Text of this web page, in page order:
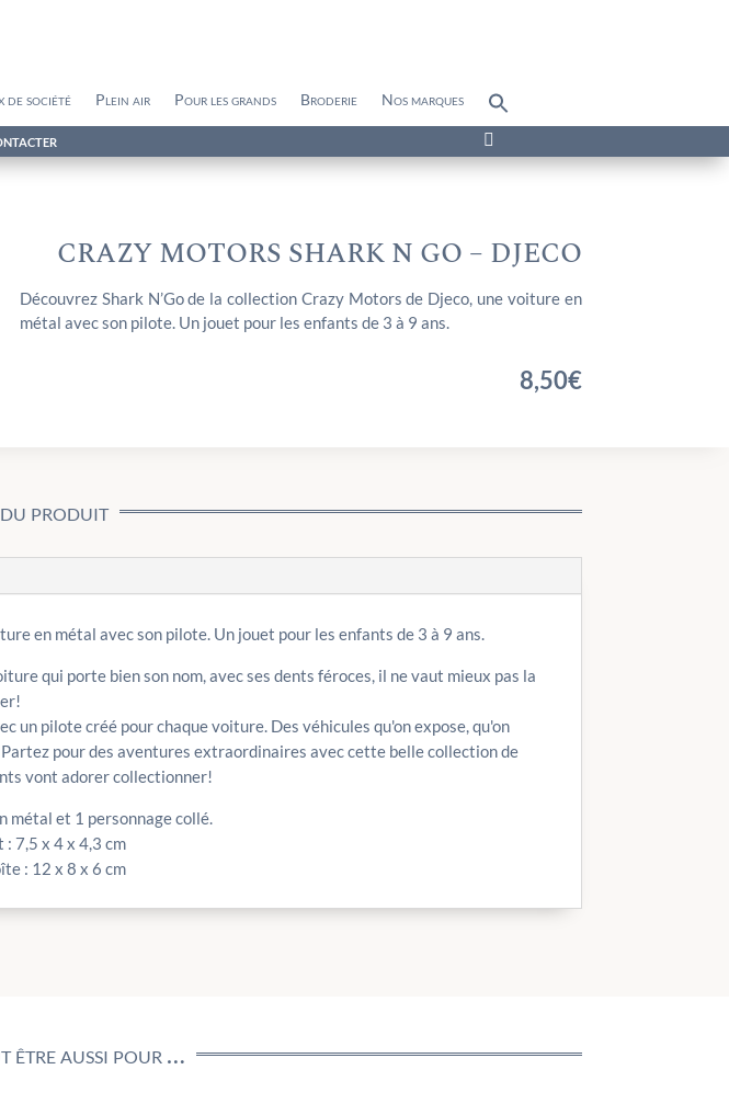
de société Plein air Pour les grands Broderie Nos marques
for:

CRAZY MOTORS SHARK N GO – DJECO
Découvrez Shark N’Go de la collection Crazy Motors de Djeco, une voiture en
métal avec son pilote. Un jouet pour les enfants de 3 à 9 ans.
8,50€
produit
en métal avec son pilote. Un jouet pour les enfants de 3 à 9 ans.
qui porte bien son nom, avec ses dents féroces, il ne vaut mieux pas la
pilote créé pour chaque voiture. Des véhicules qu'on expose, qu'on
pour des aventures extraordinaires avec cette belle collection de
vont adorer collectionner!
métal et 1 personnage collé.
: 7,5 x 4 x 4,3 cm
: 12 x 8 x 6 cm
être aussi pour …